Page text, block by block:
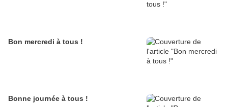
Bon mercredi à tous !
Bonne journée à tous !